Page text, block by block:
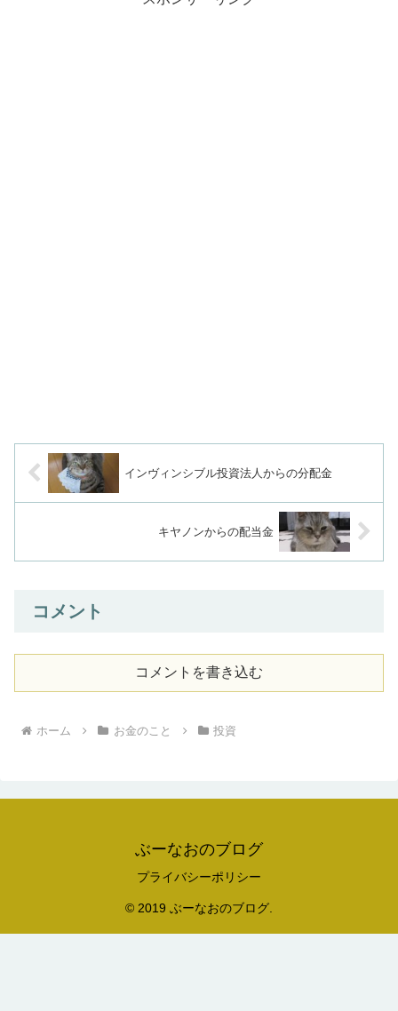
インヴィンシブル投資法人からの分配金
キヤノンからの配当金
コメント
コメントを書き込む
ホーム お金のこと 投資
ぶーなおのブログ
プライバシーポリシー
© 2019 ぶーなおのブログ.